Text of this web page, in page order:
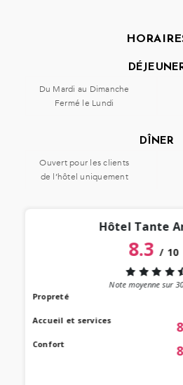
Du Mardi au Dimanche
Fermé le Lundi
DÎNER
Ouvert pour les clients
de l’hôtel uniquement
Hôtel Tante
8.3/ 10
Note moyenne sur
Propreté
Accueil et services
Confort